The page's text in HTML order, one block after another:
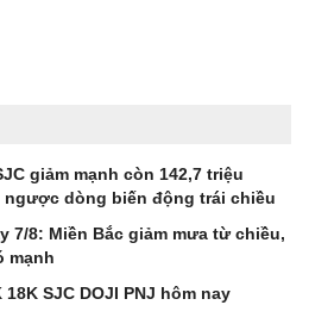
giảm mạnh còn 142,7 triệu
dòng biến động trái chiều
7/8: Miền Bắc giảm mưa từ chiều,
mạnh
SJC DOJI PNJ hôm nay